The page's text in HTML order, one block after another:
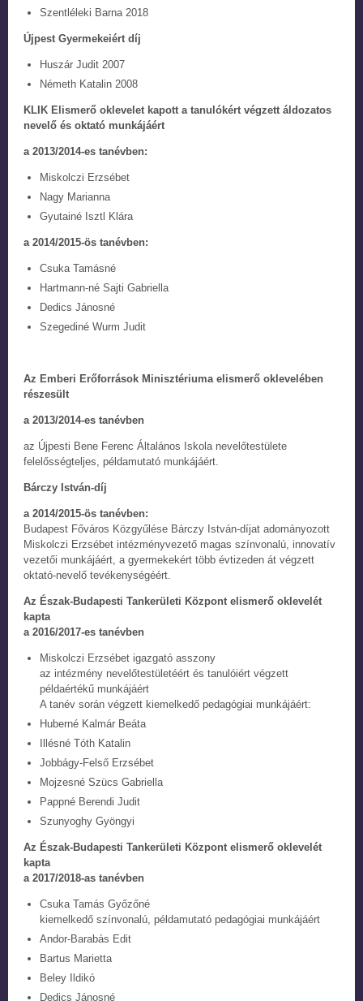
Szentléleki Barna 2018
Újpest Gyermekeiért díj
Huszár Judit 2007
Németh Katalin 2008
KLIK Elismerő oklevelet kapott a tanulókért végzett áldozatos
nevelő és oktató munkájáért
a 2013/2014-es tanévben:
Miskolczi Erzsébet
Nagy Marianna
Gyutainé Isztl Klára
a 2014/2015-ös tanévben:
Csuka Tamásné
Hartmann-né Sajti Gabriella
Dedics Jánosné
Szegediné Wurm Judit
Az Emberi Erőforrások Minisztériuma elismerő oklevelében
részesült
a 2013/2014-es tanévben
az Újpesti Bene Ferenc Általános Iskola nevelőtestülete
felelősségteljes, példamutató munkájáért.
Bárczy István-díj
a 2014/2015-ös tanévben:
Budapest Főváros Közgyűlése Bárczy István-díjat adományozott
Miskolczi Erzsébet intézményvezető magas színvonalú, innovatív
vezetői munkájáért, a gyermekekért több évtizeden át végzett
oktató-nevelő tevékenységéért.
Az Észak-Budapesti Tankerületi Központ elismerő oklevelét
kapta
a 2016/2017-es tanévben
Miskolczi Erzsébet igazgató asszony
az intézmény nevelőtestületéért és tanulóiért végzett
példaértékű munkájáért
A tanév során végzett kiemelkedő pedagógiai munkájáért:
Huberné Kalmár Beáta
Illésné Tóth Katalin
Jobbágy-Felső Erzsébet
Mojzesné Szücs Gabriella
Pappné Berendi Judit
Szunyoghy Gyöngyi
Az Észak-Budapesti Tankerületi Központ elismerő oklevelét
kapta
a 2017/2018-as tanévben
Csuka Tamás Győzőné
kiemelkedő színvonalú, példamutató pedagógiai munkájáért
Andor-Barabás Edit
Bartus Marietta
Beley Ildikó
Dedics Jánosné